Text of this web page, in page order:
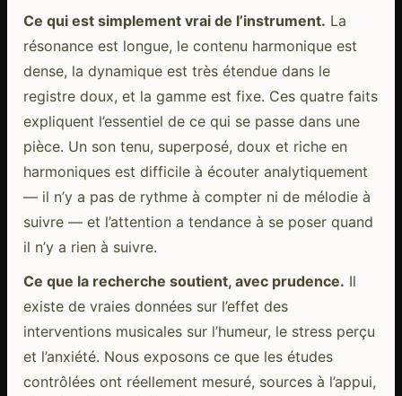
Ce qui est simplement vrai de l’instrument. La
résonance est longue, le contenu harmonique est
dense, la dynamique est très étendue dans le
registre doux, et la gamme est fixe. Ces quatre faits
expliquent l’essentiel de ce qui se passe dans une
pièce. Un son tenu, superposé, doux et riche en
harmoniques est difficile à écouter analytiquement
— il n’y a pas de rythme à compter ni de mélodie à
suivre — et l’attention a tendance à se poser quand
il n’y a rien à suivre.
Ce que la recherche soutient, avec prudence. Il
existe de vraies données sur l’effet des
interventions musicales sur l’humeur, le stress perçu
et l’anxiété. Nous exposons ce que les études
contrôlées ont réellement mesuré, sources à l’appui,